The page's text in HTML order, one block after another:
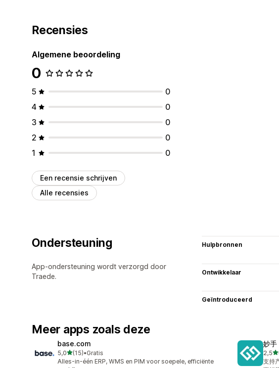
Recensies
Algemene beoordeling
0
5
0
4
0
3
0
2
0
1
0
Een recensie schrijven
Alle recensies
Ondersteuning
App-ondersteuning wordt verzorgd door
Traede.
Hulpbronnen
Ontwikkelaar
Geïntroduceerd
Meer apps zoals deze
base.com
5,0van 5 sterren
(15)
15 recensies in totaal
•Gratis
Alles-in-één ERP, WMS en PIM voor soepele, efficiënte
妙手
2,5
4
支持